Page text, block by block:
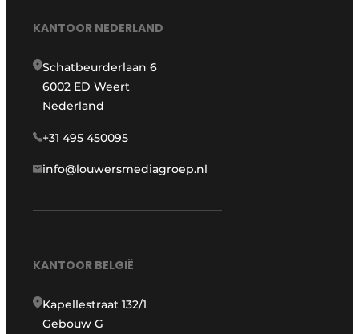
KANTOOR NEDERLAND
Schatbeurderlaan 6
6002 ED Weert
Nederland
+31 495 450095
info@louwersmediagroep.nl
KANTOOR BELGIË
Kapellestraat 132/1
Gebouw G